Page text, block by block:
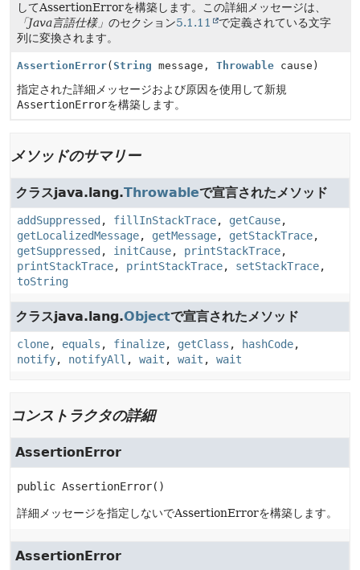
してAssertionErrorを構築します。この詳細メッセージは、
「Java言語仕様」 のセクション5.1.11
で定義されている文字
列に変換されます。
AssertionError( String message, Throwable cause)
指定された詳細メッセージおよび原因を使用して新規
AssertionErrorを構築します。
メソッドのサマリー
クラスjava.lang.Throwableで宣言されたメソッド
addSuppressed , fillInStackTrace, getCause,
getLocalizedMessage, getMessage, getStackTrace,
getSuppressed , initCause, printStackTrace,
printStackTrace, printStackTrace, setStackTrace,
toString
クラスjava.lang.Objectで宣言されたメソッド
clone, equals , finalize, getClass , hashCode,
notify, notifyAll , wait , wait , wait
コンストラクタの詳細
AssertionError
public AssertionError()
詳細メッセージを指定しないでAssertionErrorを構築します。
AssertionError